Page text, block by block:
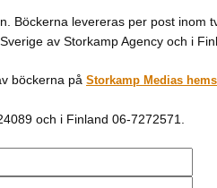
Böckerna levereras per post inom
av Storkamp Agency och i
böckerna på Storkamp Medias
och i Finland 06-7272571.